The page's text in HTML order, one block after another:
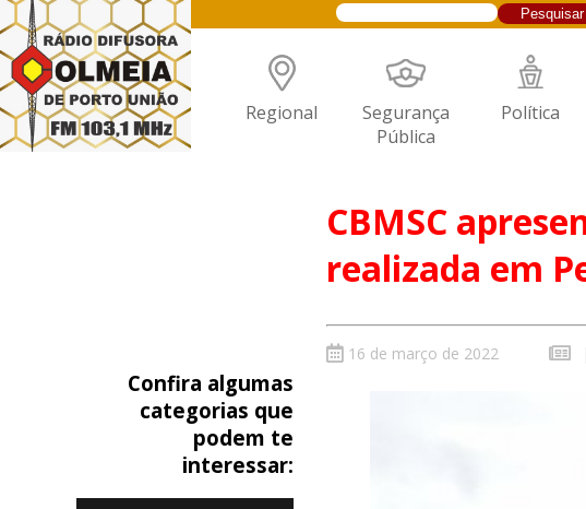
Regional Segurança
Pública
Política
CBMSC
realizada em
Confira algumas
categorias que
podem te
interessar:
16 de março de 2022